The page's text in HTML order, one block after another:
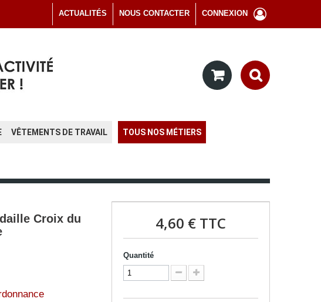
CONNEXION
NOUS CONTACTER
ACTUALITÉS
VÊTEMENTS DE TRAVAIL TOUS NOS MÉTIERS
Croix du
4,60 €TTC
Quantité